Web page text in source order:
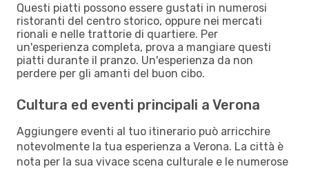
Questi piatti possono essere gustati in numerosi
ristoranti del centro storico, oppure nei mercati
rionali e nelle trattorie di quartiere. Per
un'esperienza completa, prova a mangiare questi
piatti durante il pranzo. Un'esperienza da non
perdere per gli amanti del buon cibo.
Cultura ed eventi principali a Verona
Aggiungere eventi al tuo itinerario può arricchire
notevolmente la tua esperienza a Verona. La città è
nota per la sua vivace scena culturale e le numerose